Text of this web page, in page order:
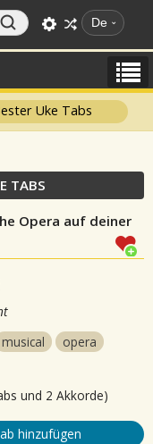
De
Uke Tabs
TABS
Opera auf deiner
musical
opera
und 2 Akkorde)
hinzufügen